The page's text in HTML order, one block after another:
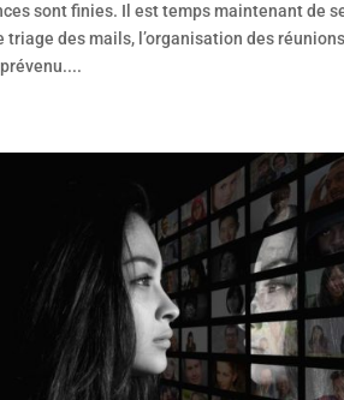
sont finies. Il est temps maintenant de
triage des mails, l’organisation des